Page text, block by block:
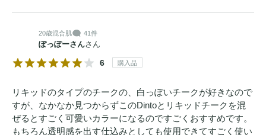
20歳混合肌 41件
ぽっぽーさんさん
6 購入品
リキッドのタイプのチークの、白っぽいチークが好きなので
すが、なかなか見つからずこのDintoとリキッドチークを混
ぜるとすごく可愛いカラーになるのですごくおすすめです。
もちろん透明感を出す仕込みとしても使用できてすごく使い